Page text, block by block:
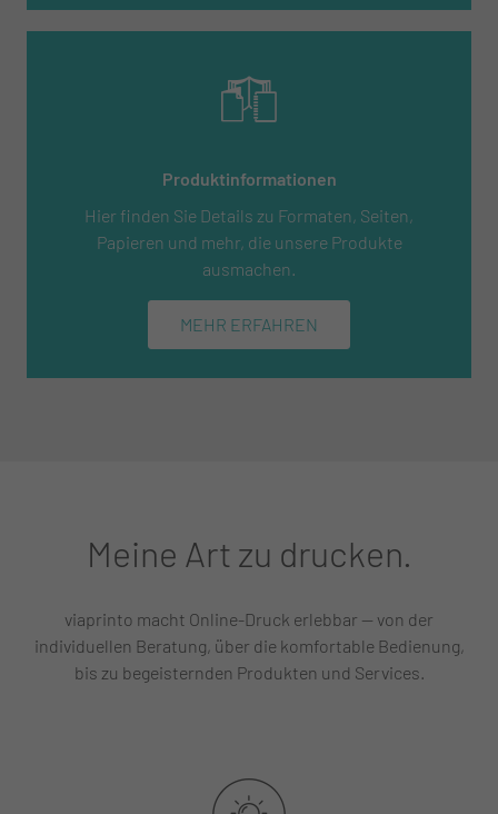
Produktinformationen
Hier finden Sie Details zu Formaten, Seiten,
Papieren und mehr, die unsere Produkte
ausmachen.
MEHR ERFAHREN
Meine Art zu drucken.
viaprinto macht Online-Druck erlebbar — von der
individuellen Beratung, über die komfortable Bedienung,
bis zu begeisternden Produkten und Services.